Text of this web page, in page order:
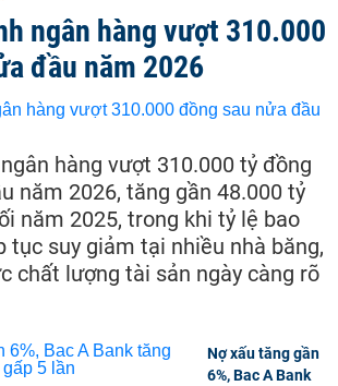
ngân hàng vượt 310.000
đầu năm 2026
hàng vượt 310.000 tỷ đồng
năm 2026, tăng gần 48.000 tỷ
năm 2025, trong khi tỷ lệ bao
tục suy giảm tại nhiều nhà băng,
chất lượng tài sản ngày càng rõ
Nợ xấu tăng gần
6%, Bac A Bank